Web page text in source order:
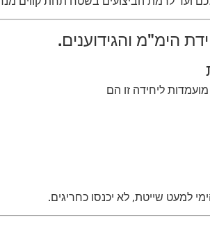
הימ"מ והגידוענים.
מועמדות ליחידה זו הם
למעט שייטת, לא יכנסו כחריגים.